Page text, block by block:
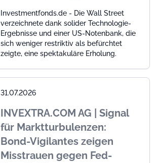
Investmentfonds.de - Die Wall Street
verzeichnete dank solider Technologie-
Ergebnisse und einer US-Notenbank, die
sich weniger restriktiv als befürchtet
zeigte, eine spektakuläre Erholung.
31.07.2026
INVEXTRA.COM AG | Signal
für Marktturbulenzen:
Bond-Vigilantes zeigen
Misstrauen gegen Fed-